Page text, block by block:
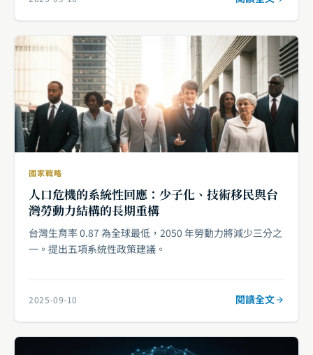
國家戰略
人口危機的系統性回應：少子化、技術移民與台
灣勞動力結構的長期重構
台灣生育率 0.87 為全球最低，2050 年勞動力將減少三分之
一。提出五項系統性政策建議。
2025-09-10 閱讀全文